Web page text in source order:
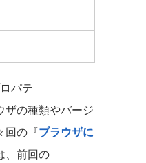
パテ
ザの種類やバージ
回の『ブラウザに
、前回の